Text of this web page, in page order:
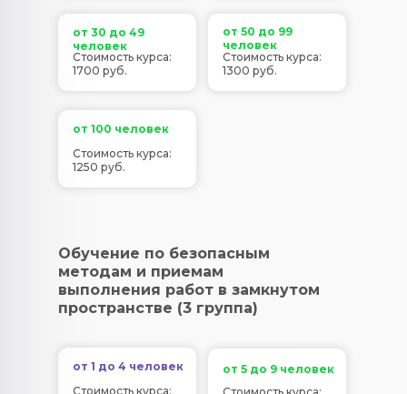
от 30 до 49
человек
от 50 до 99
человек
от 100 человек
Стоимость курса:
1700 руб.
Стоимость курса:
1300 руб.
Стоимость курса:
1250 руб.
Обучение по безопасным
методам и приемам
выполнения работ в замкнутом
пространстве (3 группа)
от 1 до 4 человек
Стоимость курса:
от 5 до 9 человек